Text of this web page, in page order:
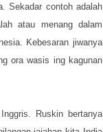
Sekadar contoh adalah
atau menang dalam
Kebesaran jiwanya
ora wasis ing kagunan
Ruskin bertanya